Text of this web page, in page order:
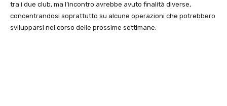
tra i due club, ma l’incontro avrebbe avuto finalità diverse,
concentrandosi soprattutto su alcune operazioni che potrebbero
svilupparsi nel corso delle prossime settimane.